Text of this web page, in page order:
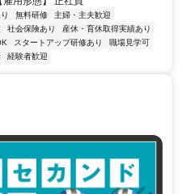
無料研修
主婦・主夫歓迎
社会保険あり
産休・育休取得実績あり
スタートアップ研修あり
職場見学可
経験者歓迎